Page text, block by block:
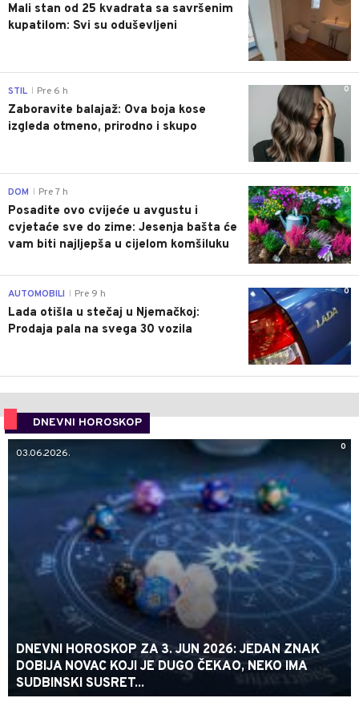
Mali stan od 25 kvadrata sa savršenim
kupatilom: Svi su oduševljeni
0
STIL Pre 6 h
Zaboravite balajaž: Ova boja kose
izgleda otmeno, prirodno i skupo
0
DOM Pre 7 h
Posadite ovo cvijeće u avgustu i
cvjetaće sve do zime: Jesenja bašta će
vam biti najljepša u cijelom komšiluku
0
AUTOMOBILI Pre 9 h
Lada otišla u stečaj u Njemačkoj:
Prodaja pala na svega 30 vozila
DNEVNI HOROSKOP
0
03.06.2026.
DNEVNI HOROSKOP ZA 3. JUN 2026: JEDAN ZNAK
DOBIJA NOVAC KOJI JE DUGO ČEKAO, NEKO IMA
SUDBINSKI SUSRET...